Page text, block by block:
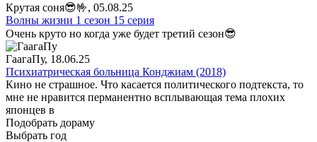
Крутая соня😎🤟, 05.08.25
Волны жизни 1 сезон 15 серия
Очень круто но когда уже будет третий сезон😎
ГаагаПу, 18.06.25
Психиатрическая больница Конджиам (2018)
Кино не страшное. Что касается политического подтекста, то
мне не нравится перманентно всплывающая тема плохих
японцев в
Подобрать дораму
Выбрать год